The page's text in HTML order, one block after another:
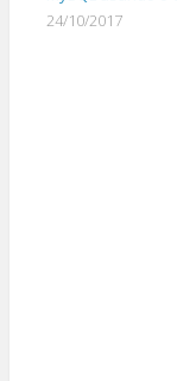
24/10/2017